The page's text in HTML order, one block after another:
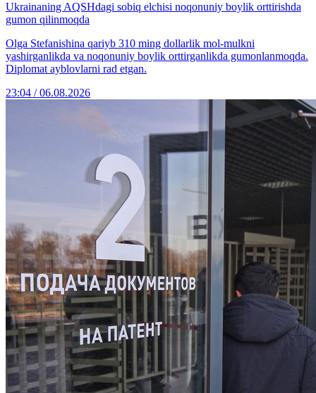
Ukrainaning AQSHdagi sobiq elchisi noqonuniy boylik orttirishda
gumon qilinmoqda
Olga Stefanishina qariyb 310 ming dollarlik mol-mulkni
yashirganlikda va noqonuniy boylik orttirganlikda gumonlanmoqda.
Diplomat ayblovlarni rad etgan.
23:04 / 06.08.2026